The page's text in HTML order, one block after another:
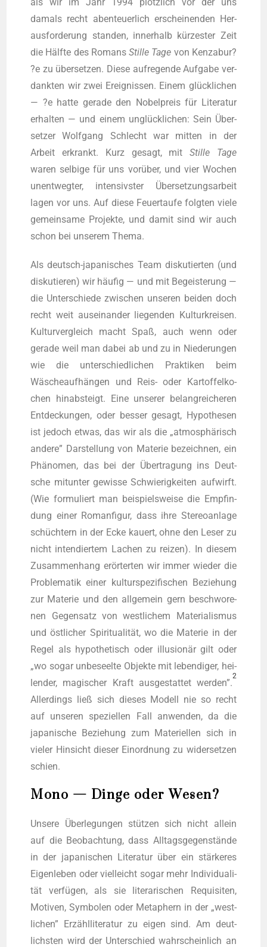
damals recht aben­teu­er­lich erschei­nen­den Her­
aus­for­de­rung stan­den, inner­halb kür­zes­ter Zeit
die Hälf­te des RomansStil­le Tage von Kenzabur?
?e zu über­set­zen. Die­se auf­re­gen­de Auf­ga­be ver­
dank­ten wir zwei Ereig­nis­sen. Einem glück­li­chen
— ?e hat­te gera­de den Nobel­preis für Lite­ra­tur
erhal­ten — und einem unglück­li­chen: Sein Über­
set­zer Wolf­gang Schlecht war mit­ten in der
Arbeit erkrankt. Kurz gesagt, mitStil­le Tage
waren sel­bi­ge für uns vor­über, und vier Wochen
unent­weg­ter, inten­sivs­ter Über­set­zungs­ar­beit
lagen vor uns. Auf die­se Feu­er­tau­fe folg­ten vie­le
gemein­sa­me Pro­jek­te, und damit sind wir auch
schon bei unse­rem Thema.
Als deutsch-japa­ni­sches Team dis­ku­tier­ten (und
dis­ku­tie­ren) wir häu­fig — und mit Begeis­te­rung —
die Unter­schie­de zwi­schen unse­ren bei­den doch
recht weit aus­ein­an­der lie­gen­den Kul­tur­krei­sen.
Kul­tur­ver­gleich macht Spaß, auch wenn oder
gera­de weil man dabei ab und zu in Nie­de­run­gen
wie die unter­schied­li­chen Prak­ti­ken beim
Wäsche­auf­hän­gen und Reis- oder Kar­tof­fel­ko­
chen hin­ab­steigt. Eine unse­rer belang­rei­che­ren
Ent­de­ckun­gen, oder bes­ser gesagt, Hypo­the­sen
ist jedoch etwas, das wir als die „atmo­sphä­risch
ande­re” Dar­stel­lung von Mate­rie bezeich­nen, ein
Phä­no­men, das bei der Über­tra­gung ins Deut­
sche mit­un­ter gewis­se Schwie­rig­kei­ten auf­wirft.
(Wie for­mu­liert man bei­spiels­wei­se die Emp­fin­
dung einer Roman­fi­gur, dass ihre Ste­reo­an­la­ge
schüch­tern in der Ecke kau­ert, ohne den Leser zu
nicht inten­dier­tem Lachen zu rei­zen). In die­sem
Zusam­men­hang erör­ter­ten wir immer wie­der die
Pro­ble­ma­tik einer kul­tur­spe­zi­fi­schen Bezie­hung
zur Mate­rie und den all­ge­mein gern beschwo­re­
nen Gegen­satz von west­li­chem Mate­ria­lis­mus
und öst­li­cher Spi­ri­tua­li­tät, wo die Mate­rie in der
Regel als hypo­the­tisch oder illu­sio­när gilt oder
„wo sogar unbe­seel­te Objek­te mit leben­di­ger, hei­
len­der, magi­scher Kraft aus­ge­stat­tet wer­den”.
2
Aller­dings ließ sich die­ses Modell nie so recht
auf unse­ren spe­zi­el­len Fall anwen­den, da die
japa­ni­sche Bezie­hung zum Mate­ri­el­len sich in
vie­ler Hin­sicht die­ser Ein­ord­nung zu wider­set­zen
schien.
Mono — Dinge oder Wesen?
Unse­re Über­le­gun­gen stüt­zen sich nicht allein
auf die Beob­ach­tung, dass All­tags­ge­gen­stän­de
in der japa­ni­schen Lite­ra­tur über ein stär­ke­res
Eigen­le­ben oder viel­leicht sogar mehr Indi­vi­dua­li­
tät ver­fü­gen, als sie lite­ra­ri­schen Requi­si­ten,
Moti­ven, Sym­bo­len oder Meta­phern in der „west­
li­chen” Erzähl­li­te­ra­tur zu eigen sind. Am deut­
lichs­ten wird der Unter­schied wahr­schein­lich an